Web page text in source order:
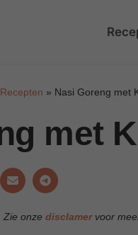
Nasi Goreng met
met
Zie onze disclamervoor